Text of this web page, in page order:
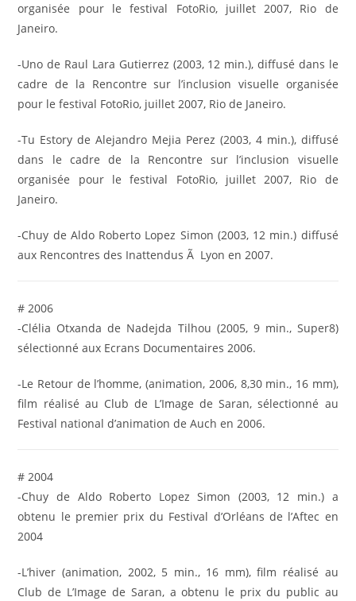
organisée pour le festival FotoRio, juillet 2007, Rio de
Janeiro.
-Uno de Raul Lara Gutierrez (2003, 12 min.), diffusé dans le
cadre de la Rencontre sur l’inclusion visuelle organisée
pour le festival FotoRio, juillet 2007, Rio de Janeiro.
-Tu Estory de Alejandro Mejia Perez (2003, 4 min.), diffusé
dans le cadre de la Rencontre sur l’inclusion visuelle
organisée pour le festival FotoRio, juillet 2007, Rio de
Janeiro.
-Chuy de Aldo Roberto Lopez Simon (2003, 12 min.) diffusé
aux Rencontres des Inattendus Ã Lyon en 2007.
# 2006
-Clélia Otxanda de Nadejda Tilhou (2005, 9 min., Super8)
sélectionné aux Ecrans Documentaires 2006.
-Le Retour de l’homme, (animation, 2006, 8,30 min., 16 mm),
film réalisé au Club de L’Image de Saran, sélectionné au
Festival national d’animation de Auch en 2006.
# 2004
-Chuy de Aldo Roberto Lopez Simon (2003, 12 min.) a
obtenu le premier prix du Festival d’Orléans de l’Aftec en
2004
-L’hiver (animation, 2002, 5 min., 16 mm), film réalisé au
Club de L’Image de Saran, a obtenu le prix du public au